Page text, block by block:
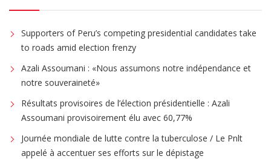
Supporters of Peru’s competing presidential candidates take
to roads amid election frenzy
Azali Assoumani : «Nous assumons notre indépendance et
notre souveraineté»
Résultats provisoires de l’élection présidentielle : Azali
Assoumani provisoirement élu avec 60,77%
Journée mondiale de lutte contre la tuberculose / Le Pnlt
appelé à accentuer ses efforts sur le dépistage